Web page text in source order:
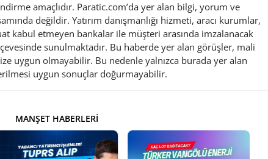
amaçlıdır. Paratic.com’da yer alan bilgi, yorum ve
değildir. Yatırım danışmanlığı hizmeti, aracı kurumlar,
kabul etmeyen bankalar ile müşteri arasında imzalanacak
sunulmaktadır. Bu haberde yer alan görüşler, mali
uygun olmayabilir. Bu nedenle yalnızca burada yer alan
uygun sonuçlar doğurmayabilir.
MANŞET HABERLERI